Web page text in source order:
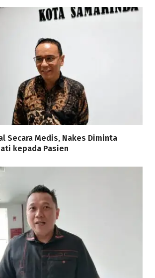
Secara Medis, Nakes Diminta
kepada Pasien